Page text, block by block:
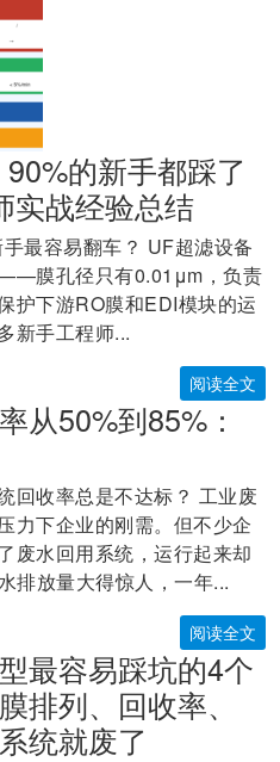
的新手都踩了
实战经验总结
最容易翻车？ UF超滤设备
膜孔径只有0.01μm，负责
护下游RO膜和EDI模块的运
新手工程师...
阅读全文
从50%到85%：
回收率总是不达标？ 工业废
力下企业的刚需。但不少企
废水回用系统，运行起来却
排放量大得惊人，一年...
阅读全文
最容易踩坑的4个
排列、回收率、
统就废了